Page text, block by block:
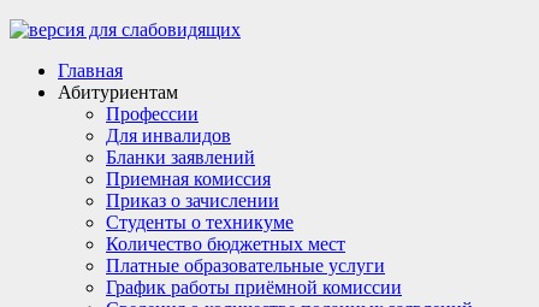
Главная
Абитуриентам
Профессии
Для инвалидов
Бланки заявлений
Приемная комиссия
Приказ о зачислении
Студенты о техникуме
Количество бюджетных мест
Платные образовательные услуги
График работы приёмной комиссии